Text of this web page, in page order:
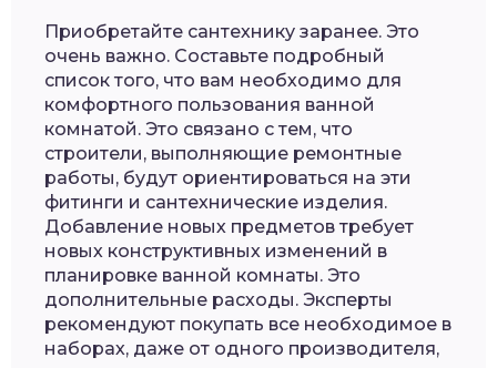
Приобретайте сантехнику заранее. Это
очень важно. Составьте подробный
список того, что вам необходимо для
комфортного пользования ванной
комнатой. Это связано с тем, что
строители, выполняющие ремонтные
работы, будут ориентироваться на эти
фитинги и сантехнические изделия.
Добавление новых предметов требует
новых конструктивных изменений в
планировке ванной комнаты. Это
дополнительные расходы. Эксперты
рекомендуют покупать все необходимое в
наборах, даже от одного производителя,